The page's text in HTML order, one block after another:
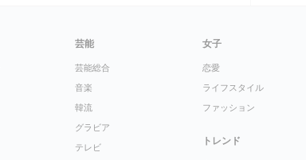
芸能
芸能総合
音楽
韓流
グラビア
テレビ
女子
恋愛
ライフスタイル
ファッション
トレンド